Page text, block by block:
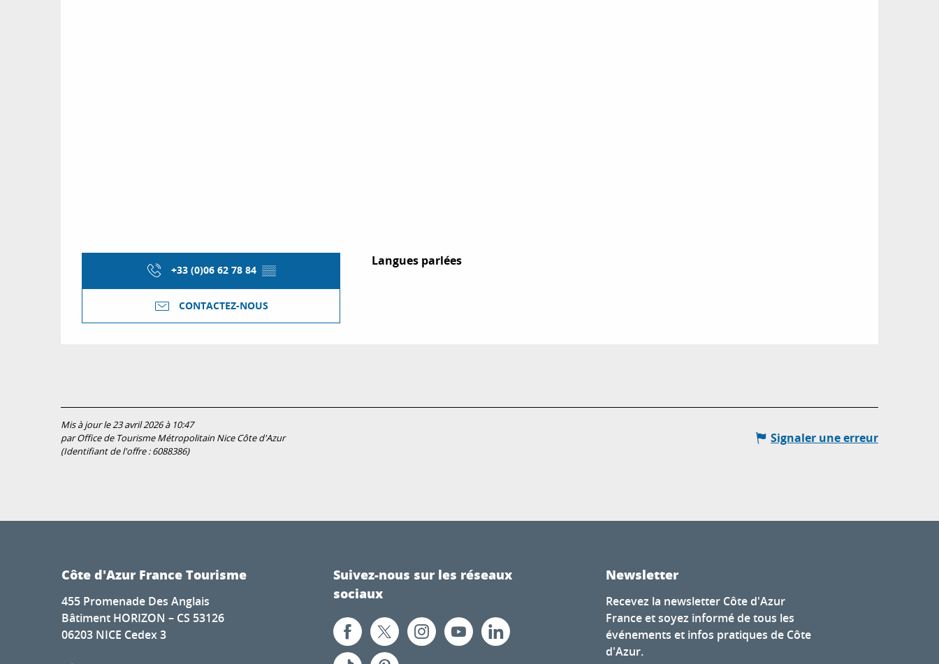
+33 (0)06 62 78 84 ▒▒
CONTACTEZ-NOUS
Langues parlées
Langues parlées
Mis à jour le 23 avril 2026 à 10:47
par Office de Tourisme Métropolitain Nice Côte d'Azur
(Identifiant de l'offre :6088386)
Signaler une erreur
Côte d'Azur France Tourisme
455 Promenade Des Anglais
Bâtiment HORIZON – CS 53126
06203 NICE Cedex 3
Suivez-nous sur les réseaux
sociaux
Newsletter
Recevez la newsletter Côte d'Azur
France et soyez informé de tous les
événements et infos pratiques de Côte
d'Azur.